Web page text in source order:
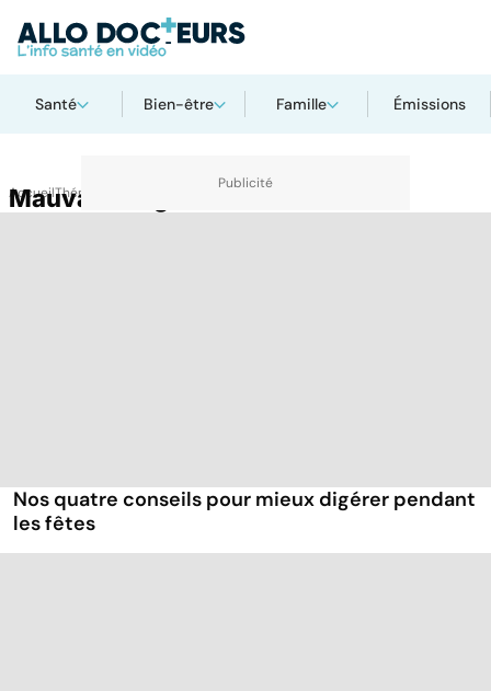
Santé Bien-être Famille Émissions
AccueilThématiques
Mauvaise digestion
Nos quatre conseils pour mieux digérer pendant
les fêtes